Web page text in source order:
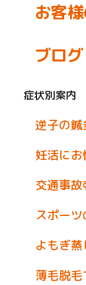
お客
ブログ
症状別案内
逆子の
妊活に
交通事
スポー
よもぎ
薄毛脱